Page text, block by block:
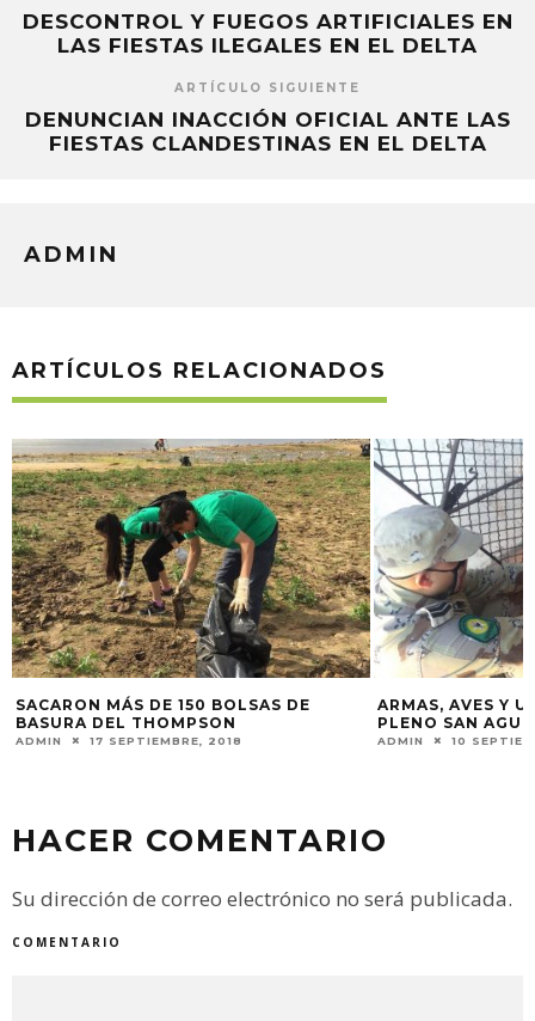
DESCONTROL Y FUEGOS ARTIFICIALES EN
LAS FIESTAS ILEGALES EN EL DELTA
ARTÍCULO SIGUIENTE
DENUNCIAN INACCIÓN OFICIAL ANTE LAS
FIESTAS CLANDESTINAS EN EL DELTA
ADMIN
ARTÍCULOS RELACIONADOS
ARMAS, AVES Y UNA CRÍA DE JABALÍ EN
PLENO SAN AGUSTÍN
ADMIN 10 SEPTIEMBRE, 2020
“PEZ”, EL JUEGO
CRIATURAS DEL
ADMIN 8
HACER COMENTARIO
Su dirección de correo electrónico no será publicada.
COMENTARIO